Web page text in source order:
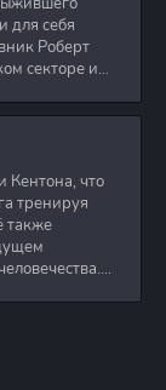
для себя
Роберт
секторе и
Кентона, что
тренируя
также